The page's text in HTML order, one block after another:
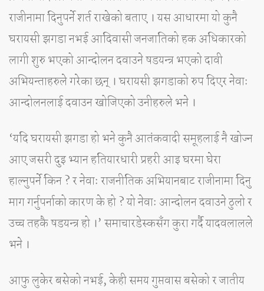
राजीनामा दिनुपर्ने शर्त राखेको बताए । यस आधारमा यो कुनै
घरायसी झगडा नभई आदिवासी जनजातिको हक अधिकारको
लागी शुरु भएको आन्दोलन दवाउने षडयन्त्र भएको दावी
अभियन्ताहरुले गरेका छन् । घरायसी झगडाको रुप दिएर नेवाः
आन्दोलनलाई दवाउन खोजिएको उनीहरुले भने ।
‘यदि घरायसी झगडा हो भने कुनै आतंकवादी समूहलाई नै खोज्न
आए जसरी दुइ भ्यान हतियारधारी प्रहरी आइ घरमा घेरा
हाल्नुपर्ने किन ? र नेवाः राजनीतिक अभियानबाट राजीनामा दिनु
माग गर्नुपर्नाको कारण के हो ? यो नेवाः आन्दोलन दवाउने ठुलो र
उच्च तहकै षडयन्त्र हो ।’ समाचारडेस्कसँग कुरा गर्दै यादवलालले
भने ।
आफु लुकेर बसेको नभई, केही समय गुप्तवास बसेको र जातीय